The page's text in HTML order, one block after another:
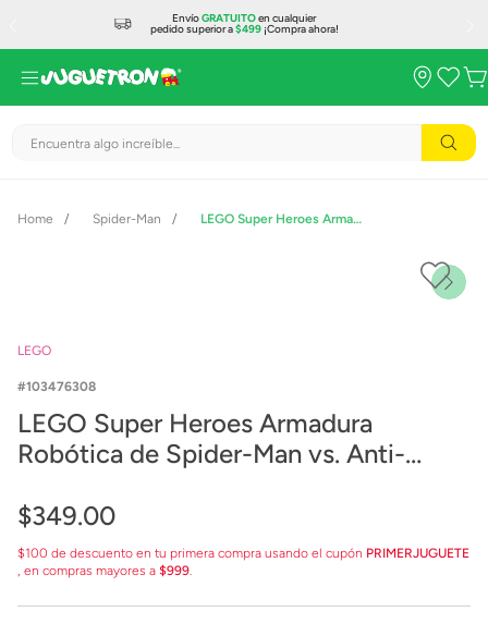
EnvíoGRATUITOen cualquier
pedido superior a$499¡Compra ahora!
Encuentra algo increíble...
Spider-Man LEGO Super Heroes Armadura Robótica de Spider-Man vs. Anti-Venom 76308
LEGO
103476308
LEGO Super Heroes Armadura
Robótica de Spider-Man vs. Anti-
$349.00
$100 de descuento en tu primera compra usando el cupón PRIMERJUGUETE
, en compras mayores a $999.